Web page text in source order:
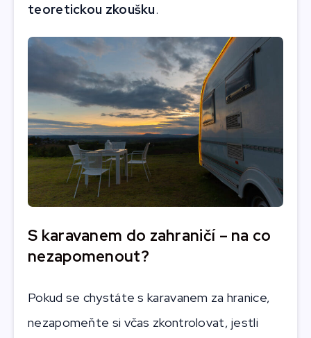
teoretickou zkoušku.
S karavanem do zahraničí – na co
nezapomenout?
Pokud se chystáte s karavanem za hranice,
nezapomeňte si včas zkontrolovat, jestli